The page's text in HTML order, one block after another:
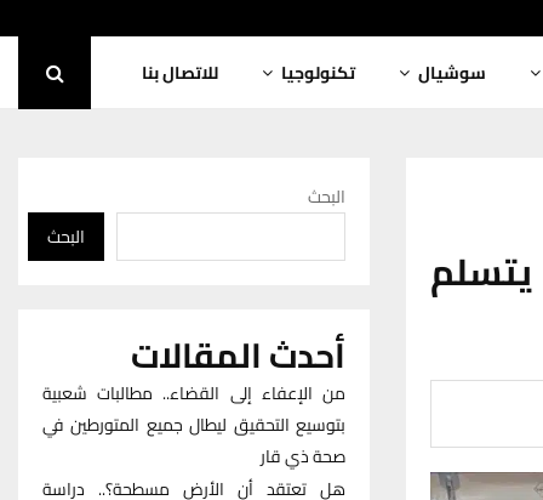
سوشيال تكنولوجيا للاتصال بنا
البحث
البحث
أحدث المقالات
من الإعفاء إلى القضاء.. مطالبات شعبية
بتوسيع التحقيق ليطال جميع المتورطين في
صحة ذي قار
هل تعتقد أن الأرض مسطحة؟.. دراسة